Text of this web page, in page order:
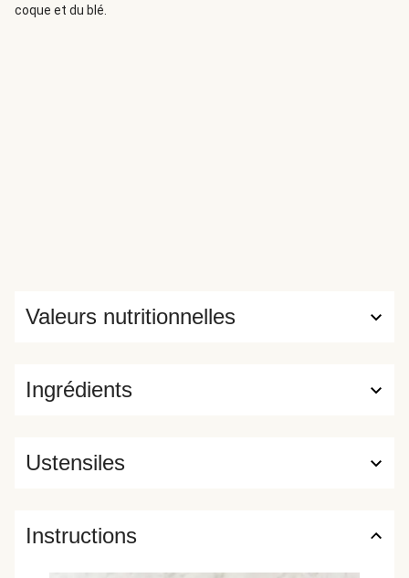
coque et du blé.
Ingrédients
Valeurs nutritionnelles
Ustensiles
Instructions